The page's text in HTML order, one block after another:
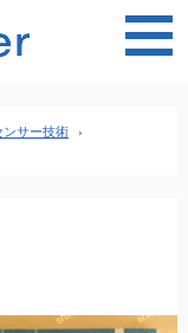
ンサー技術
›